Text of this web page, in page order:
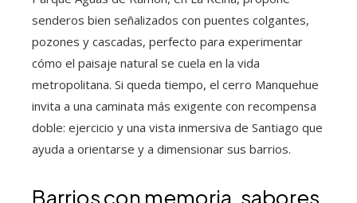
senderos bien señalizados con puentes colgantes,
pozones y cascadas, perfecto para experimentar
cómo el paisaje natural se cuela en la vida
metropolitana. Si queda tiempo, el cerro Manquehue
invita a una caminata más exigente con recompensa
doble: ejercicio y una vista inmersiva de Santiago que
ayuda a orientarse y a dimensionar sus barrios.
Barrios con memoria, sabores